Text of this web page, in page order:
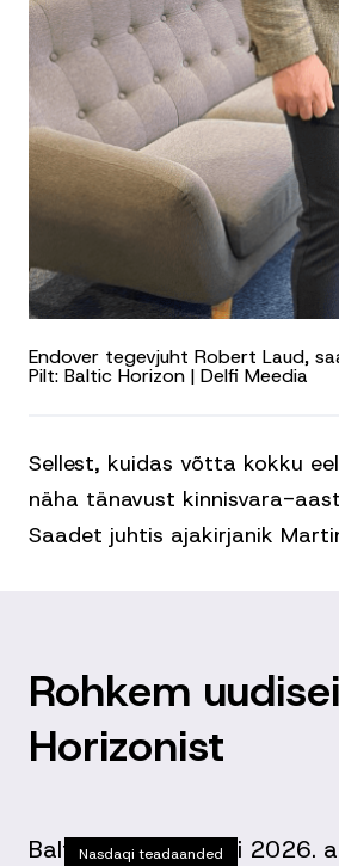
Endover tegevjuht Robert Laud,
Pilt: Baltic Horizon | Delfi Meedia
Sellest, kuidas võtta kokku
näha tänavust kinnisvara-
Saadet juhtis ajakirjanik
Rohkem
Horizonist
Nasdaqi teadaanded
Baltic Horizon Fondi 2026.